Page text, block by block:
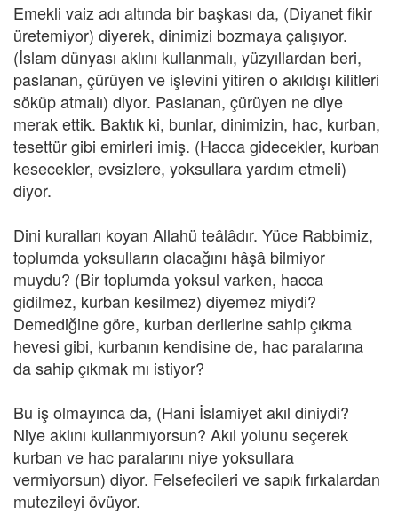
Emekli vaiz adı altında bir başkası da, (Diyanet fikir
üretemiyor) diyerek, dinimizi bozmaya çalışıyor.
(İslam dünyası aklını kullanmalı, yüzyıllardan beri,
paslanan, çürüyen ve işlevini yitiren o akıldışı kilitleri
söküp atmalı) diyor. Paslanan, çürüyen ne diye
merak ettik. Baktık ki, bunlar, dinimizin, hac, kurban,
tesettür gibi emirleri imiş. (Hacca gidecekler, kurban
kesecekler, evsizlere, yoksullara yardım etmeli)
diyor.
Dini kuralları koyan Allahü teâlâdır. Yüce Rabbimiz,
toplumda yoksulların olacağını hâşâ bilmiyor
muydu? (Bir toplumda yoksul varken, hacca
gidilmez, kurban kesilmez) diyemez miydi?
Demediğine göre, kurban derilerine sahip çıkma
hevesi gibi, kurbanın kendisine de, hac paralarına
da sahip çıkmak mı istiyor?
Bu iş olmayınca da, (Hani İslamiyet akıl diniydi?
Niye aklını kullanmıyorsun? Akıl yolunu seçerek
kurban ve hac paralarını niye yoksullara
vermiyorsun) diyor. Felsefecileri ve sapık fırkalardan
mutezileyi övüyor.